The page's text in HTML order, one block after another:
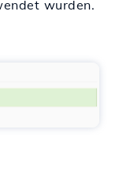
wurden.